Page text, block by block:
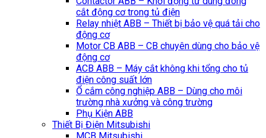
cắt động cơ trong tủ điện
Relay nhiệt ABB – Thiết bị bảo vệ quá tải cho
động cơ
Motor CB ABB – CB chuyên dùng cho bảo vệ
động cơ
ACB ABB – Máy cắt không khi tổng cho tủ
điện công suất lớn
Ổ cắm công nghiệp ABB – Dùng cho môi
trường nhà xưởng và công trường
Phụ Kiện ABB
Thiết Bị Điện Mitsubishi